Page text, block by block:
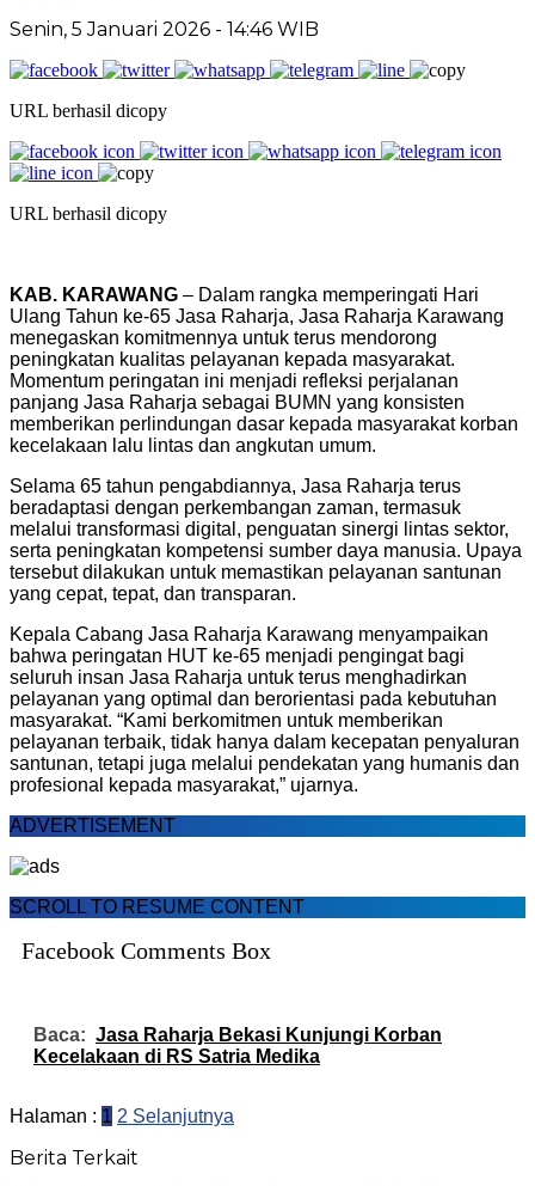
Senin, 5 Januari 2026 - 14:46 WIB
URL berhasil dicopy
URL berhasil dicopy
KAB. KARAWANG – Dalam rangka memperingati Hari
Ulang Tahun ke-65 Jasa Raharja, Jasa Raharja Karawang
menegaskan komitmennya untuk terus mendorong
peningkatan kualitas pelayanan kepada masyarakat.
Momentum peringatan ini menjadi refleksi perjalanan
panjang Jasa Raharja sebagai BUMN yang konsisten
memberikan perlindungan dasar kepada masyarakat korban
kecelakaan lalu lintas dan angkutan umum.
Selama 65 tahun pengabdiannya, Jasa Raharja terus
beradaptasi dengan perkembangan zaman, termasuk
melalui transformasi digital, penguatan sinergi lintas sektor,
serta peningkatan kompetensi sumber daya manusia. Upaya
tersebut dilakukan untuk memastikan pelayanan santunan
yang cepat, tepat, dan transparan.
Kepala Cabang Jasa Raharja Karawang menyampaikan
bahwa peringatan HUT ke-65 menjadi pengingat bagi
seluruh insan Jasa Raharja untuk terus menghadirkan
pelayanan yang optimal dan berorientasi pada kebutuhan
masyarakat. “Kami berkomitmen untuk memberikan
pelayanan terbaik, tidak hanya dalam kecepatan penyaluran
santunan, tetapi juga melalui pendekatan yang humanis dan
profesional kepada masyarakat,” ujarnya.
ADVERTISEMENT
SCROLL TO RESUME CONTENT
Facebook Comments Box
Baca: Jasa Raharja Bekasi Kunjungi Korban
Kecelakaan di RS Satria Medika
Halaman : 1 2 Selanjutnya
Berita Terkait